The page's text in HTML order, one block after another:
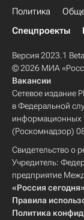
Политика
Спецпроекты
Версия 2023.1 Beta
© 2026 МИА
Вакансии
Сетевое издание
в Федеральной
информационных
(Роскомнадзор)
Свидетельство о
Учредитель:
предприятие
«Россия сегодня»
Правила
Политика